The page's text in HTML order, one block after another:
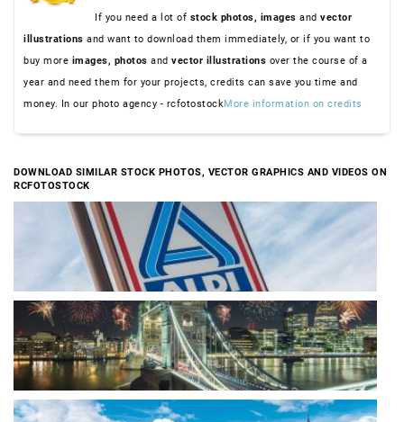
If you need a lot of stock photos, images and vector
illustrations and want to download them immediately, or if you want to
buy more images, photos and vector illustrations over the course of a
year and need them for your projects, credits can save you time and
money. In our photo agency - rcfotostockMore information on credits
DOWNLOAD SIMILAR STOCK PHOTOS, VECTOR GRAPHICS AND VIDEOS ON
RCFOTOSTOCK